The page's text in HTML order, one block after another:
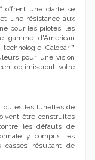
offrent une clarté se
une résistance aux
pour les pilotes, les
gamme d'American
Calobar™
pour une vision
optimiseront votre
les lunettes de
être construites
les défauts de
y compris les
casses résultant de